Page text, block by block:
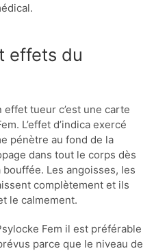
effets du
tueur c’est une carte
L’effet d’indica exercé
pénètre au fond de la
dans tout le corps dès
Les angoisses, les
complètement et ils
le calmement.
Fem il est préférable
parce que le niveau de